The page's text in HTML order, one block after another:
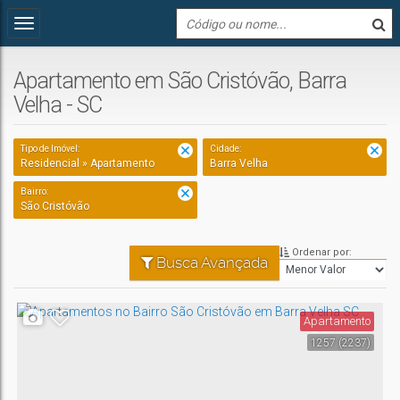
Apartamento em São Cristóvão, Barra
Velha - SC
Tipo de Imóvel:
Residencial » Apartamento
Cidade:
Barra Velha
Bairro:
São Cristóvão
Busca Avançada
Ordenar por:
1257 (2237)
Apartamento